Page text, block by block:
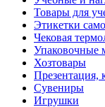
Товары для
Этикетки
Чековая
Упаковочные
Хозтовары
Презентация,
Сувениры
Игрушки